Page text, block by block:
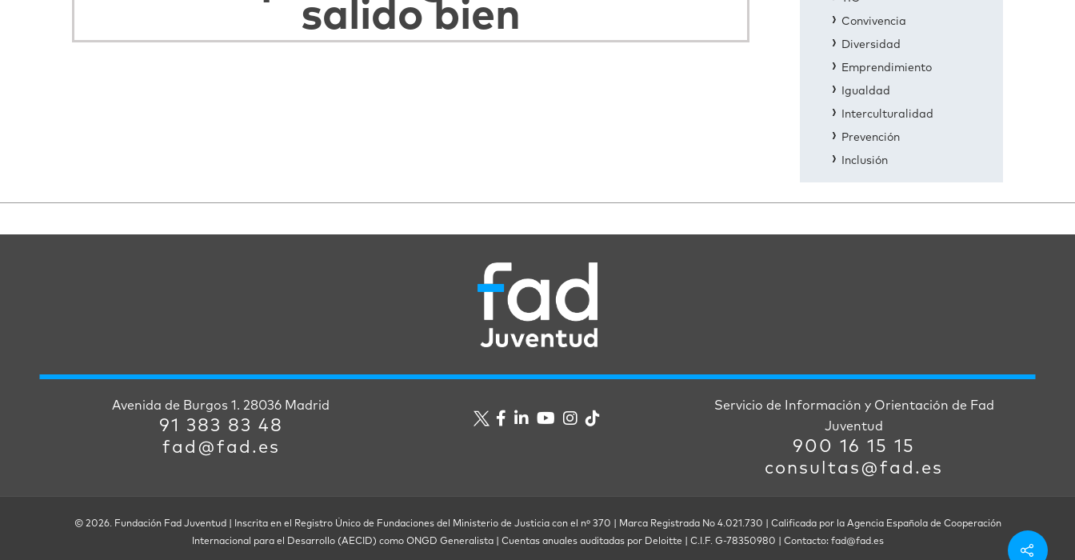
Convivencia
Diversidad
Emprendimiento
Igualdad
Interculturalidad
Prevención
Inclusión
Avenida de Burgos 1. 28036 Madrid
91 383 83 48
fad@fad.es
Servicio de Información y Orientación de Fad
Juventud
900 16 15 15
consultas@fad.es
© 2026. Fundación Fad Juventud | Inscrita en el Registro Único de Fundaciones del Ministerio de Justicia con el nº 370 | Marca Registrada No 4.021.730 | Calificada por la Agencia Española de Cooperación
Internacional para el Desarrollo (AECID) como ONGD Generalista | Cuentas anuales auditadas por Deloitte | C.I.F. G-78350980 | Contacto: fad@fad.es